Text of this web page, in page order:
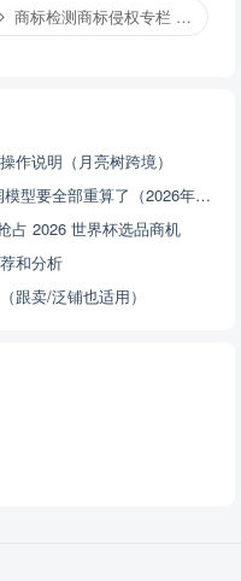
商标检测商标侵权专栏 （1）
作说明（月亮树跨境）
年4月17号已开始执行，附解决方案）
占 2026 世界杯选品商机
和分析
跟卖/泛铺也适用）